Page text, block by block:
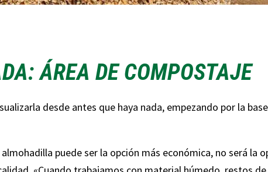
ÁREA DE COMPOSTAJE
desde antes que haya nada, empezando por la
puede ser la opción más económica, no será la